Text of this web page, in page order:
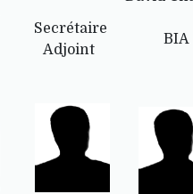
Secrétaire
Adjoint
BIA